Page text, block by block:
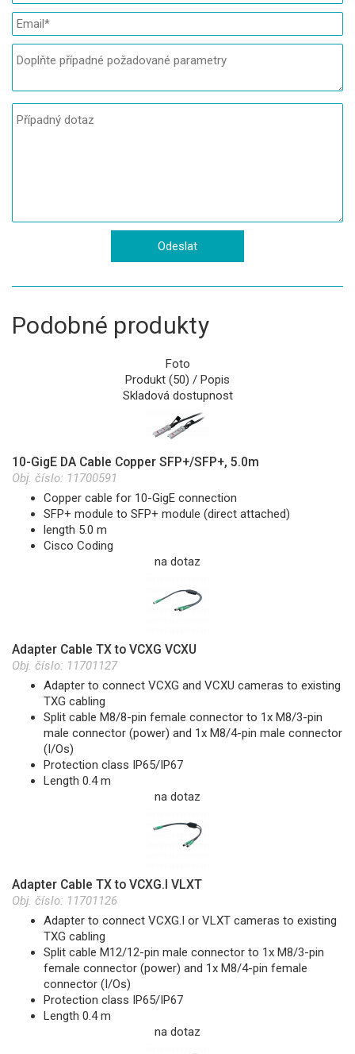
Podobné produkty
Foto
Produkt (50) / Popis
Skladová dostupnost
10-GigE DA Cable Copper SFP+/SFP+, 5.0m
Obj. číslo: 11700591
Copper cable for 10-GigE connection
SFP+ module to SFP+ module (direct attached)
length 5.0 m
Cisco Coding
na dotaz
Adapter Cable TX to VCXG VCXU
Obj. číslo: 11701127
Adapter to connect VCXG and VCXU cameras to existing
TXG cabling
Split cable M8/8-pin female connector to 1x M8/3-pin
male connector (power) and 1x M8/4-pin male connector
(I/Os)
Protection class IP65/IP67
Length 0.4 m
na dotaz
Adapter Cable TX to VCXG.I VLXT
Obj. číslo: 11701126
Adapter to connect VCXG.I or VLXT cameras to existing
TXG cabling
Split cable M12/12-pin male connector to 1x M8/3-pin
female connector (power) and 1x M8/4-pin female
connector (I/Os)
Protection class IP65/IP67
Length 0.4 m
na dotaz